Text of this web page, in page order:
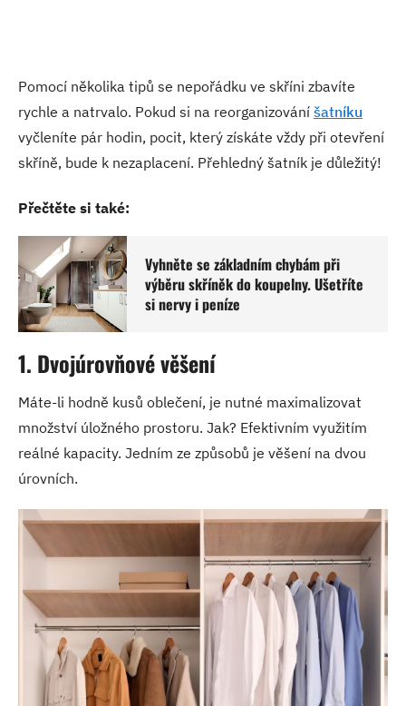
Pomocí několika tipů se nepořádku ve skříni zbavíte
rychle a natrvalo. Pokud si na reorganizování šatníku
vyčleníte pár hodin, pocit, který získáte vždy při otevření
skříně, bude k nezaplacení. Přehledný šatník je důležitý!
Přečtěte si také:
Vyhněte se základním chybám při
výběru skříněk do koupelny. Ušetříte
si nervy i peníze
1. Dvojúrovňové věšení
Máte-li hodně kusů oblečení, je nutné maximalizovat
množství úložného prostoru. Jak? Efektivním využitím
reálné kapacity. Jedním ze způsobů je věšení na dvou
úrovních.